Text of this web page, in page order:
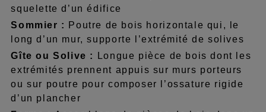
squelette d’un édifice
Sommier :
Poutre de bois horizontale qui, le
long d’un mur, supporte l’extrémité de solives
Gîte ou Solive :
Longue pièce de bois dont les
extrémités prennent appuis sur murs porteurs
ou sur poutre pour composer l’ossature rigide
d’un plancher